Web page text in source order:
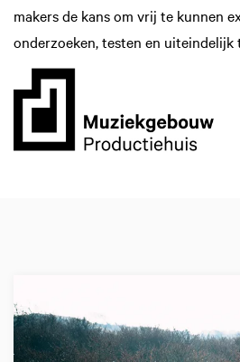
makers de kans om vrij te kunnen
onderzoeken, testen en uiteindelijk